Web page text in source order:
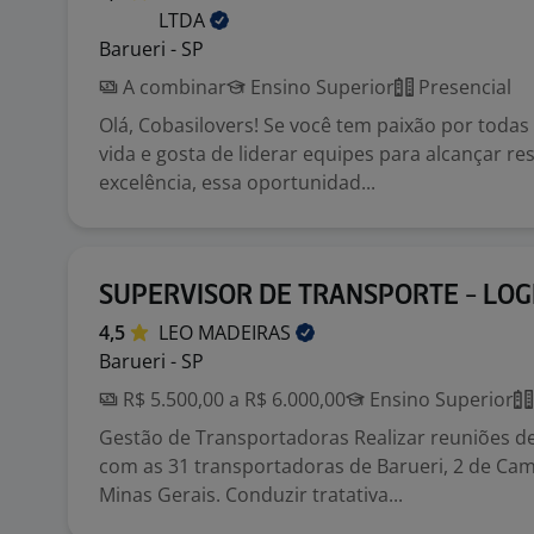
LTDA
Barueri - SP
A combinar
Ensino Superior
Presencial
Olá, Cobasilovers! Se você tem paixão por
vida e gosta de liderar equipes para alcançar
excelência, essa oportunidad...
SUPERVISOR DE TRANSPORTE -
4,5 LEO MADEIRAS
Barueri - SP
R$ 5.500,00 a R$ 6.000,00
Ensino Superior
Gestão de Transportadoras Realizar reuniões
com as 31 transportadoras de Barueri, 2 de
Minas Gerais. Conduzir tratativa...